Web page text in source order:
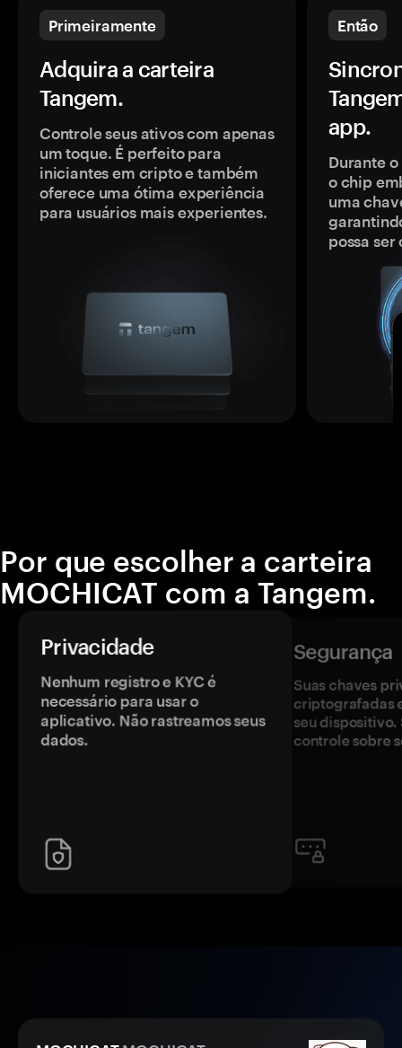
Primeiramente
Adquira a carteira
Tangem.
Controle seus ativos com apenas
um toque. É perfeito para
iniciantes em cripto e também
oferece uma ótima experiência
para usuários mais experientes.
Então
app.
Durante
o chip
uma
possa
Por que escolher a carteira
MOCHICAT com a Tangem.
Privacidade
Nenhum registro e KYC é
necessário para usar o
aplicativo. Não rastreamos seus
dados.
Segurança
Suas chaves
criptografadas
seu dispositivo.
controle sobre